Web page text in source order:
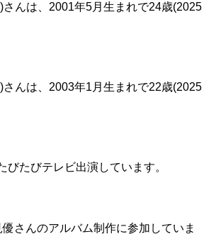
んは、2001年5月生まれで24歳(2025
さんは、2003年1月生まれで22歳(2025
びたびテレビ出演しています。
さんのアルバム制作に参加していま